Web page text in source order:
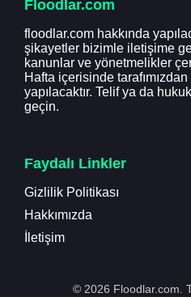
Floodlar.com
floodlar.com hakkında
şikayetler bizimle iletişime
kanunlar ve yönetmelikler
Hafta içerisinde
yapılacaktır. Telif ya da
geçin.
Faydalı Linkler
Gizlilik Politikası
Hakkımızda
İletişim
© 2026 Floodlar.com.